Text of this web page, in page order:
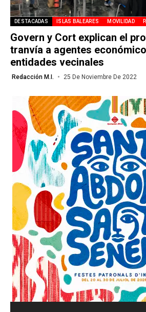
DESTACADAS ISLAS BALEARES MOVILIDAD
Govern y Cort explican el
tranvía a agentes
entidades vecinales
Redacción M.I. 25 De Noviembre De 2022